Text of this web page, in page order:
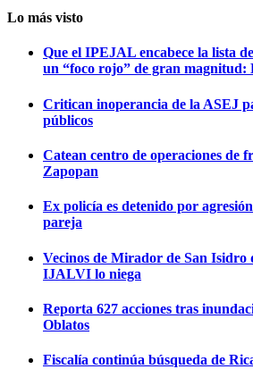
Lo más visto
Que el IPEJAL encabece la lista
un “foco rojo” de gran magnitud:
Critican inoperancia de la ASEJ
públicos
Catean centro de operaciones de
Zapopan
Ex policía es detenido por
pareja
Vecinos de Mirador de San Isidro
IJALVI lo niega
Reporta 627 acciones tras
Oblatos
Fiscalía continúa búsqueda de